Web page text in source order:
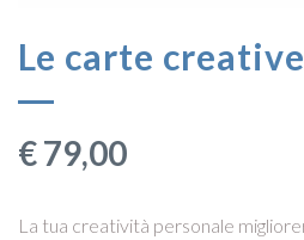
Le carte
€79,00
La tua creatività personale